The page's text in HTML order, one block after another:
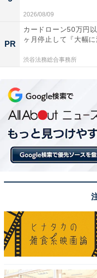
2026/08/09
PR
カードローン50万円
ヶ月停止して『大幅
渋谷法務総合事務所